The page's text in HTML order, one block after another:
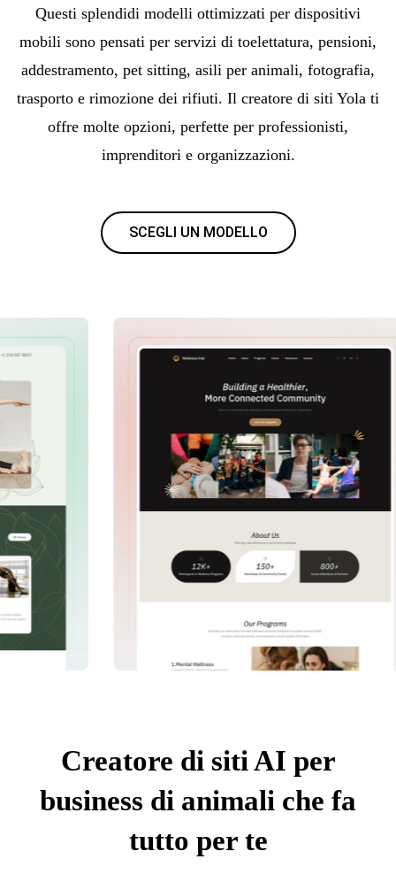
Questi splendidi modelli ottimizzati per dispositivi
mobili sono pensati per servizi di toelettatura, pensioni,
addestramento, pet sitting, asili per animali, fotografia,
trasporto e rimozione dei rifiuti. Il creatore di siti Yola ti
offre molte opzioni, perfette per professionisti,
imprenditori e organizzazioni.
SCEGLI UN MODELLO
Creatore di siti AI per
business di animali che fa
tutto per te